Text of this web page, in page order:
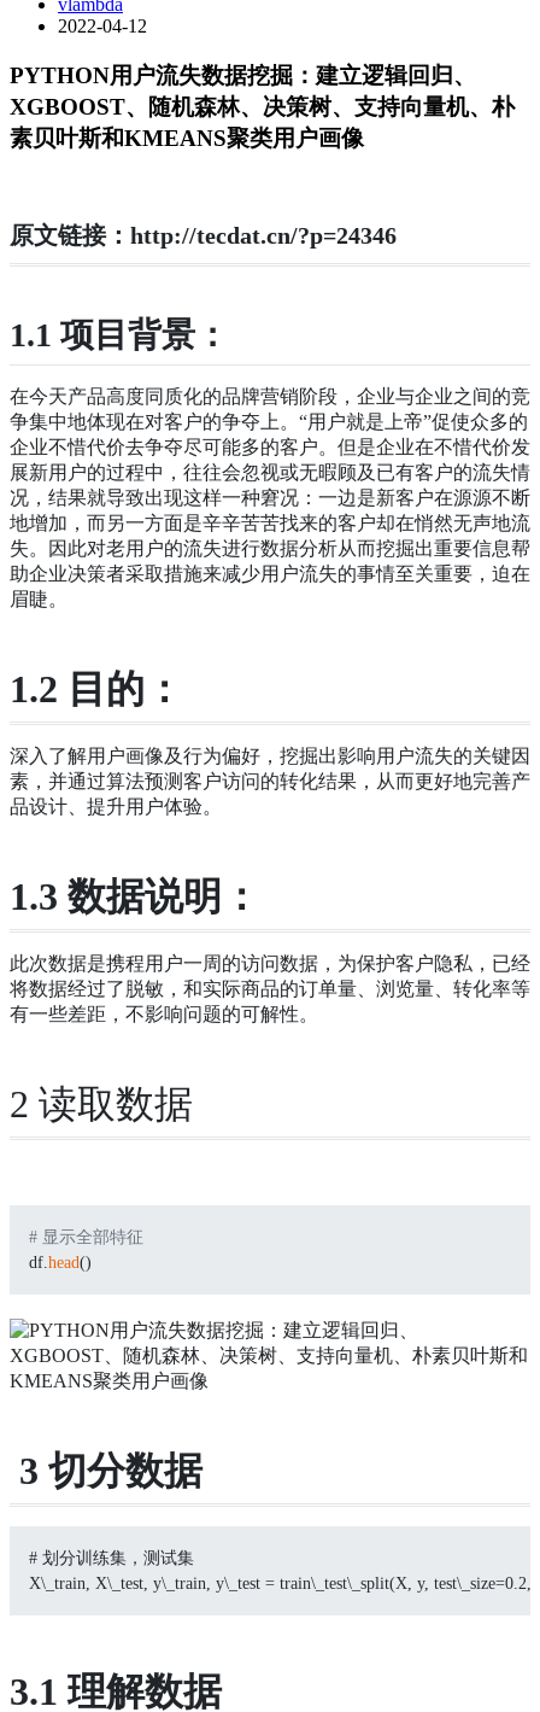
2022-04-12
PYTHON用户流失数据挖掘：建立逻辑回归、
XGBOOST、随机森林、决策树、支持向量机、朴
素贝叶斯和KMEANS聚类用户画像
原文链接：http://tecdat.cn/?p=24346
1.1 项目背景：
在今天产品高度同质化的品牌营销阶段，企业与企业之间的竞
争集中地体现在对客户的争夺上。“用户就是上帝”促使众多的
企业不惜代价去争夺尽可能多的客户。但是企业在不惜代价发
展新用户的过程中，往往会忽视或无暇顾及已有客户的流失情
况，结果就导致出现这样一种窘况：一边是新客户在源源不断
地增加，而另一方面是辛辛苦苦找来的客户却在悄然无声地流
失。因此对老用户的流失进行数据分析从而挖掘出重要信息帮
助企业决策者采取措施来减少用户流失的事情至关重要，迫在
眉睫。
1.2 目的：
深入了解用户画像及行为偏好，挖掘出影响用户流失的关键因
素，并通过算法预测客户访问的转化结果，从而更好地完善产
品设计、提升用户体验。
1.3 数据说明：
此次数据是携程用户一周的访问数据，为保护客户隐私，已经
将数据经过了脱敏，和实际商品的订单量、浏览量、转化率等
有一些差距，不影响问题的可解性。
2 读取数据
# 显示全部特征
df. head()
3 切分数据
# 划分训练集，测试集
X\_train, X\_test, y\_train, y\_test = train\_test\_split(X, y, test\_size=0.2,
3.1 理解数据